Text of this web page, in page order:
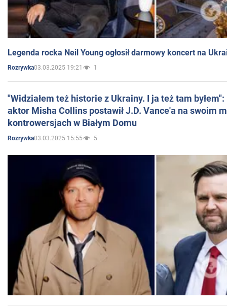
Legenda rocka Neil Young ogłosił darmowy koncert na
Rozrywka03.03.2025 19:21 1
"Widziałem też historie z Ukrainy. I ja też tam
aktor Misha Collins postawił J.D. Vance'a na swoim
kontrowersjach w Białym Domu
Rozrywka03.03.2025 15:55 5